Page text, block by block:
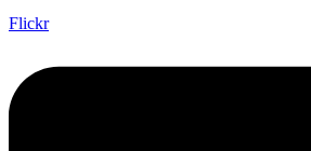
Flickr